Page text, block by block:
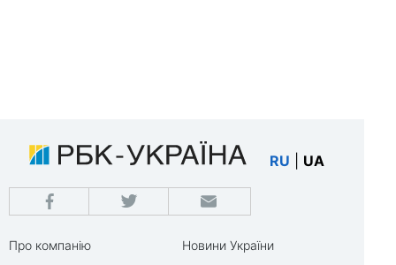
RU UA
Про компанію
Новини України